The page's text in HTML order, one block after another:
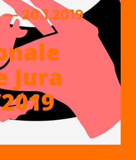
— 20.1.2019
Jura